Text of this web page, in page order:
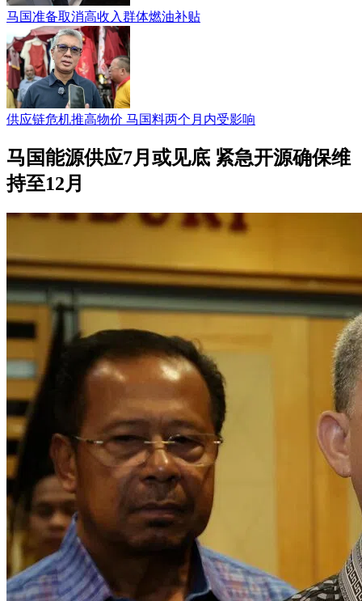
马国准备取消高收入群体燃油补贴
供应链危机推高物价 马国料两个月内受影响
马国能源供应7月或见底 紧急开源确保维
持至12月